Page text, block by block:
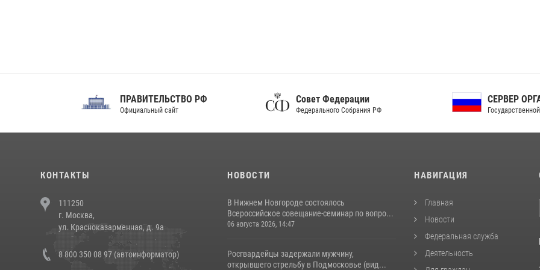
ПРАВИТЕЛЬСТВО РФ
Официальный сайт
Совет Федерации
Федерального Собрания РФ
СЕРВЕР ОРГАНОВ
Государственной власти РФ
КОНТАКТЫ
111250
г. Москва,
ул. Красноказарменная, д. 9а
8 800 350 08 97 (автоинформатор)
НОВОСТИ
В Нижнем Новгороде состоялось
Всероссийское совещание-семинар по вопро...
06 августа 2026, 14:47
Росгвардейцы задержали мужчину,
открывшего стрельбу в Подмосковье (вид...
НАВИГАЦИЯ
Главная
Новости
Федеральная служба
Деятельность